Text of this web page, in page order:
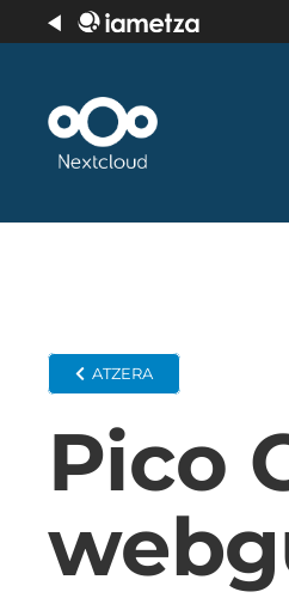
ATZERA
Pico